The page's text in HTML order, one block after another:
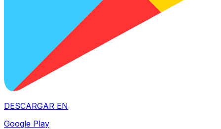
DESCARGAR EN
Google Play